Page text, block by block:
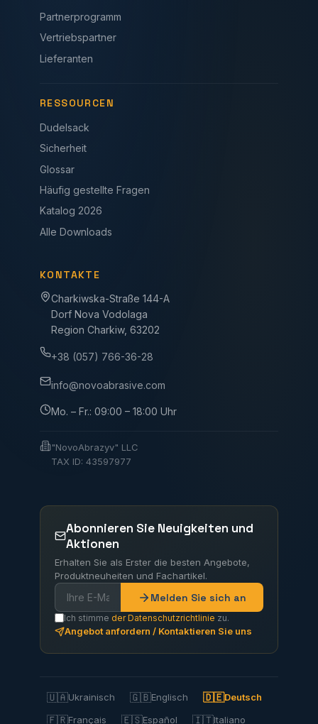
Partnerprogramm
Vertriebspartner
Lieferanten
RESSOURCEN
Dudelsack
Sicherheit
Glossar
Häufig gestellte Fragen
Katalog 2026
Alle Downloads
KONTAKTE
Charkiwska-Straße 144-A
Dorf Nova Vodolaga
Region Charkiw, 63202
+38 (057) 766-36-28
info@novoabrasive.com
Mo. – Fr.: 09:00 – 18:00 Uhr
"NovoAbrazyv" LLC
TAX ID: 43597977
Abonnieren Sie Neuigkeiten und
Aktionen
Erhalten Sie als Erster die besten Angebote,
Produktneuheiten und Fachartikel.
Melden Sie sich an
Ich stimme der Datenschutzrichtlinie zu.
Angebot anfordern / Kontaktieren Sie uns
🇺🇦Ukrainisch 🇬🇧Englisch 🇩🇪Deutsch
🇫🇷Français 🇪🇸Español 🇮🇹Italiano